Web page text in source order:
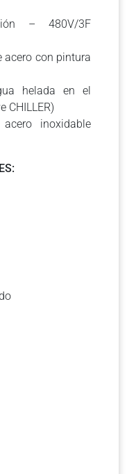
– 480V/3F
acero con pintura
helada en el
CHILLER)
inoxidable